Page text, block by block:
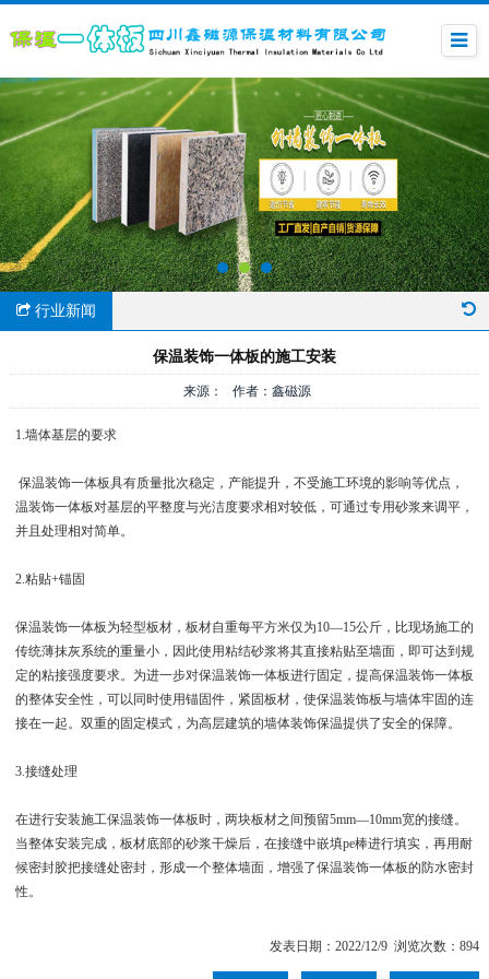
行业新闻
保温装饰一体板的施工安装
来源： 作者：鑫磁源
1.墙体基层的要求
保温装饰一体板具有质量批次稳定，产能提升，不受施工环境的影响等优点，
温装饰一体板对基层的平整度与光洁度要求相对较低，可通过专用砂浆来调平，
并且处理相对简单。
2.粘贴+锚固
保温装饰一体板为轻型板材，板材自重每平方米仅为10—15公斤，比现场施工的
传统薄抹灰系统的重量小，因此使用粘结砂浆将其直接粘贴至墙面，即可达到规
定的粘接强度要求。为进一步对保温装饰一体板进行固定，提高保温装饰一体板
的整体安全性，可以同时使用锚固件，紧固板材，使保温装饰板与墙体牢固的连
接在一起。双重的固定模式，为高层建筑的墙体装饰保温提供了安全的保障。
3.接缝处理
在进行安装施工保温装饰一体板时，两块板材之间预留5mm—10mm宽的接缝。
当整体安装完成，板材底部的砂浆干燥后，在接缝中嵌填pe棒进行填实，再用耐
候密封胶把接缝处密封，形成一个整体墙面，增强了保温装饰一体板的防水密封
性。
发表日期：2022/12/9 浏览次数：894